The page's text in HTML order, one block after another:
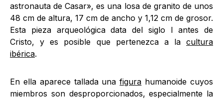
astronauta de Casar», es una losa de granito de unos
48 cm de altura, 17 cm de ancho y 1,12 cm de grosor.
Esta pieza arqueológica data del siglo I antes de
Cristo, y es posible que pertenezca a la cultura
ibérica.
En ella aparece tallada unafigura humanoide cuyos
miembros son desproporcionados, especialmente la